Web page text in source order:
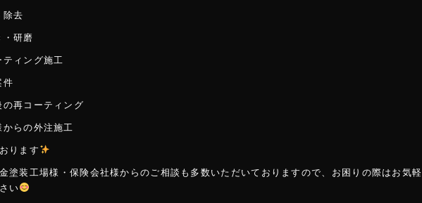
除去
・研磨
ティング施工
件
の再コーティング
らの外注施工
ります
塗装工場様・保険会社様からのご相談も多数いただいておりますので、お困りの際はお気軽
い